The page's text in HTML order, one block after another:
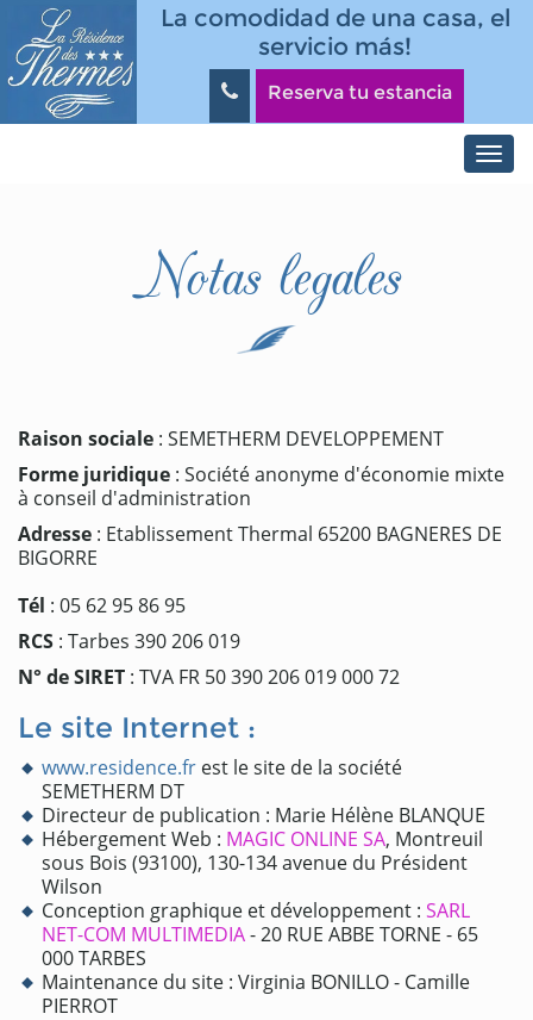
Pasar al contenido principalLa comodidad de una casa, el
servicio más!
Reserva tu estancia
Notas legales
Raison sociale : SEMETHERM DEVELOPPEMENT
Forme juridique : Société anonyme d'économie mixte
à conseil d'administration
Adresse : Etablissement Thermal 65200 BAGNERES DE
BIGORRE
Tél : 05 62 95 86 95
RCS : Tarbes 390 206 019
N° de SIRET : TVA FR 50 390 206 019 000 72
Le site Internet :
www.residence.fr est le site de la société
SEMETHERM DT
Directeur de publication : Marie Hélène BLANQUE
Hébergement Web : MAGIC ONLINE SA, Montreuil
sous Bois (93100), 130-134 avenue du Président
Wilson
Conception graphique et développement : SARL
NET-COM MULTIMEDIA- 20 RUE ABBE TORNE - 65
000 TARBES
Maintenance du site : Virginia BONILLO - Camille
PIERROT
Panneau de gestion des cookies